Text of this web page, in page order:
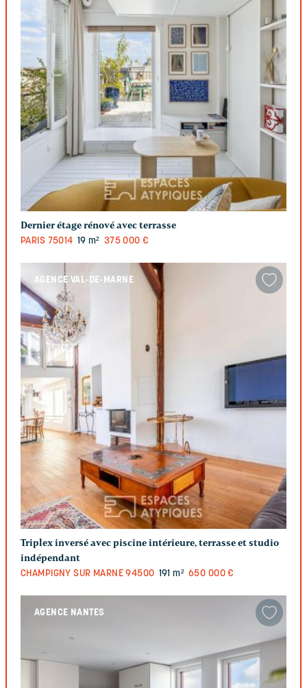
Dernier étage rénové avec terrasse
PARIS 75014 19 m² 375 000 €
AGENCE VAL-DE-MARNE
Triplex inversé avec piscine intérieure, terrasse et studio
indépendant
CHAMPIGNY SUR MARNE 94500 191 m² 650 000 €
AGENCE NANTES